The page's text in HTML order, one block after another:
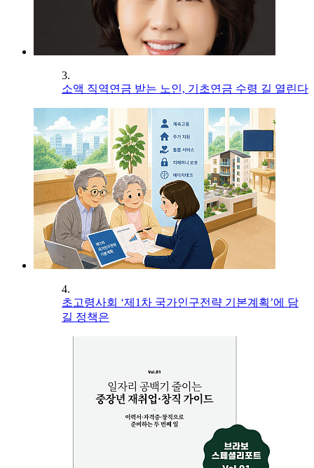
3.
소액 직역연금 받는 노인, 기초연금 수령 길 열린다
4.
초고령사회 ‘제1차 국가인구전략 기본계획’에 담
길 정책은